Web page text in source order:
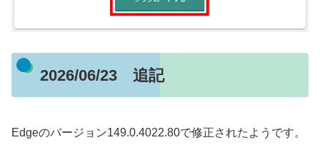
2026/06/23 追記
Edgeのバージョン149.0.4022.80で修正されたようです。